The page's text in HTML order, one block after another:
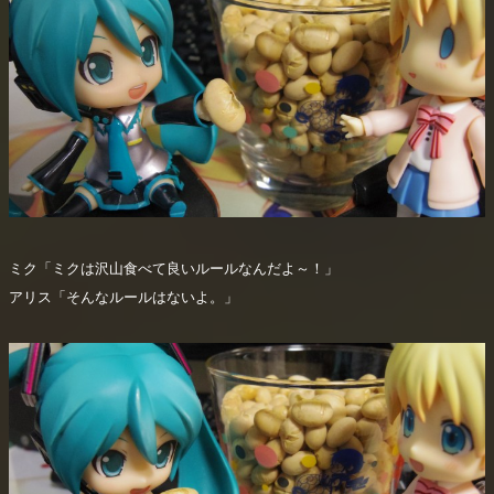
ミク「ミクは沢山食べて良いルールなんだよ～！」
アリス「そんなルールはないよ。」